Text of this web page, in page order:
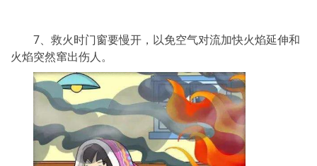
7、救火时门窗要慢开，以免空气对流加快火焰延伸和
火焰突然窜出伤人。